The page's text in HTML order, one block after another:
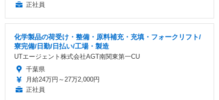
正社員
化学製品の荷受け・整備・原料補充・充填・フォークリフト/
寮完備/日勤/日払い/工場・製造
UTエージェント株式会社AGT南関東第一CU
千葉県
月給24万円～27万2,000円
正社員